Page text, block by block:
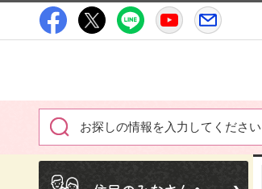
高萩市公式Facebook
高萩市公式X高萩市公式LINE
高萩市